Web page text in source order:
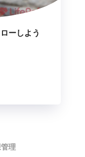
ーしよう
理